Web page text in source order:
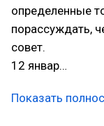
определенные
порассуждать,
совет.
12 январ…
Показать